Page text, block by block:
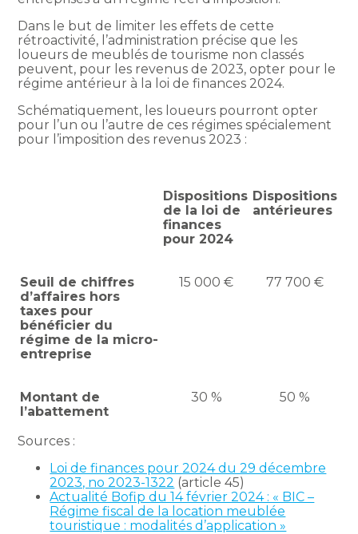
Dans le but de limiter les effets de cette
rétroactivité, l’administration précise que les
loueurs de meublés de tourisme non classés
peuvent, pour les revenus de 2023, opter pour le
régime antérieur à la loi de finances 2024.
Schématiquement, les loueurs pourront opter
pour l’un ou l’autre de ces régimes spécialement
pour l’imposition des revenus 2023 :
Dispositions
de la loi de
finances
pour 2024
Dispositions
antérieures
Seuil de chiffres
d’affaires hors
taxes pour
bénéficier du
régime de la micro-
entreprise
15 000 € 77 700 €
Montant de
l’abattement
30 % 50 %
Sources :
Loi de finances pour 2024 du 29 décembre
2023, no 2023-1322 (article 45)
Actualité Bofip du 14 février 2024 : « BIC –
Régime fiscal de la location meublée
touristique : modalités d’application »